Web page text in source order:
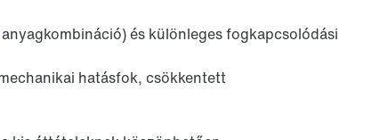
és különleges fogkapcsolódási
hatásfok, csökkentett